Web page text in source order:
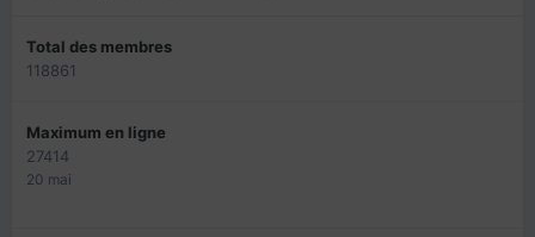
Total des membres
118861
Maximum en ligne
27414
20 mai